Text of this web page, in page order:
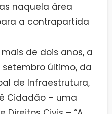
naquela área
a contrapartida
de dois anos, a
último, da
de Infraestrutura,
Cidadão – uma